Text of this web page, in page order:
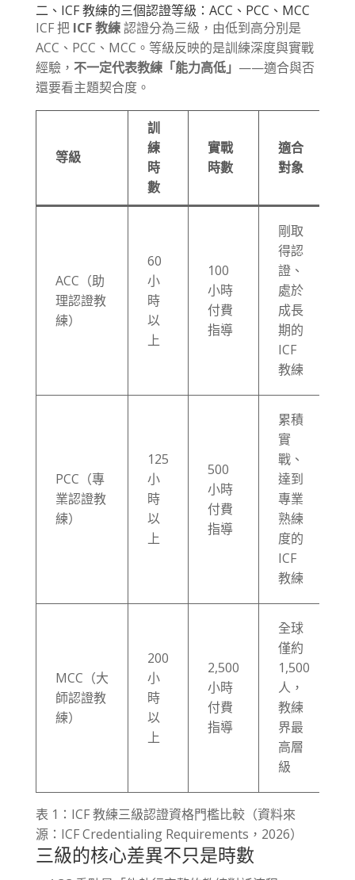
二、ICF 教練的三個認證等級：ACC、PCC、MCC
ICF 把 ICF 教練認證分為三級，由低到高分別是
ACC、PCC、MCC。等級反映的是訓練深度與實戰
經驗， 不一定代表教練「能力高低」 ——適合與否
還要看主題契合度。
等級
訓
練
時
數
實戰
時數
適合
對象
ACC（助
理認證教
練）
60
小
時
以
上
100
小時
付費
指導
剛取
得認
證、
處於
成長
期的
ICF
教練
PCC（專
業認證教
練）
125
小
時
以
上
500
小時
付費
指導
累積
實
戰、
達到
專業
熟練
度的
ICF
教練
MCC（大
師認證教
練）
200
小
時
以
上
2,500
小時
付費
指導
全球
僅約
1,500
人，
教練
界最
高層
級
表 1：ICF 教練三級認證資格門檻比較（資料來
源：ICF Credentialing Requirements，2026）
三級的核心差異不只是時數